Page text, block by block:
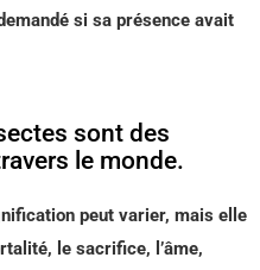
si sa présence avait
sont des
le monde.
peut varier, mais elle
le sacrifice, l’âme,